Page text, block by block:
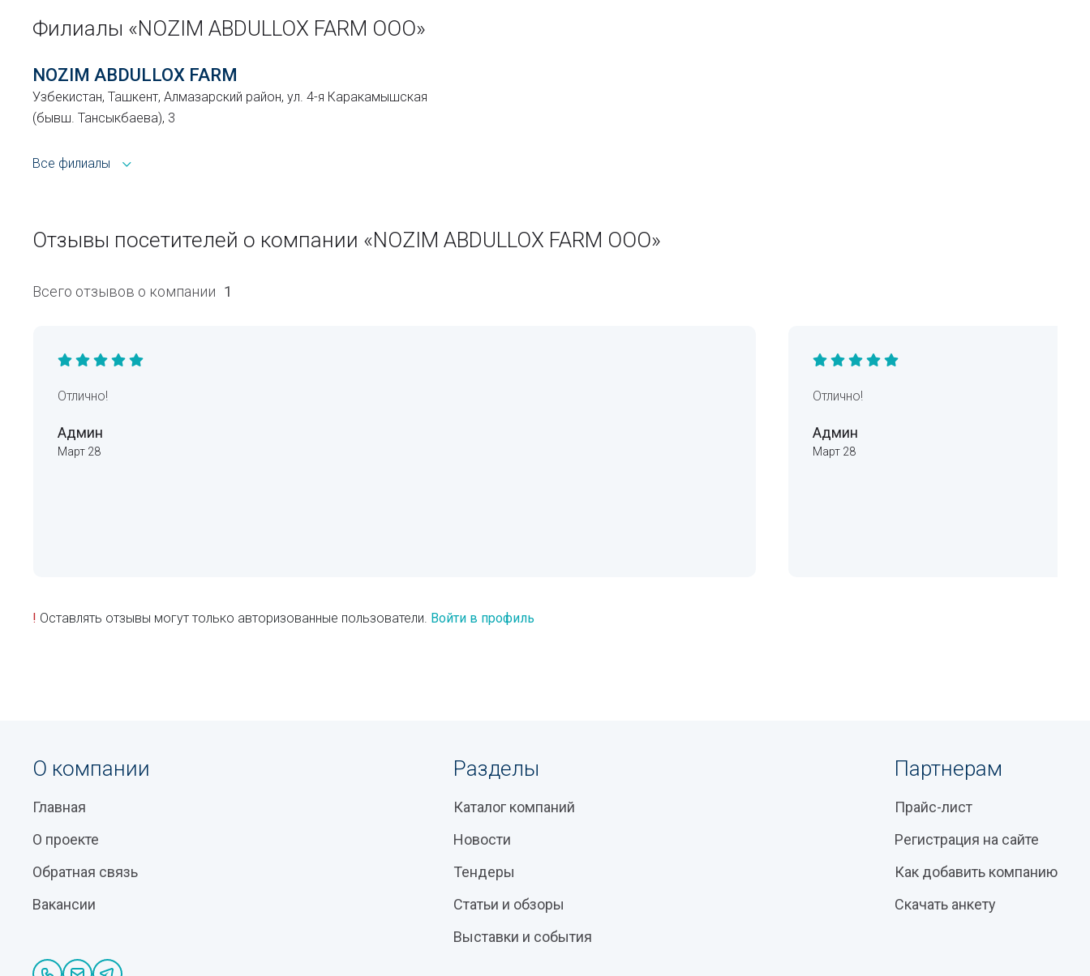
Филиалы «NOZIM ABDULLOX FARM ООО»
NOZIM ABDULLOX FARM
Узбекистан, Ташкент, Алмазарский район, ул. 4-я Каракамышская
(бывш. Тансыкбаева), 3
Все филиалы
Отзывы посетителей о компании «NOZIM ABDULLOX FARM ООО»
Всего отзывов о компании 1
Отлично!
Админ
Март 28
Отлично!
Админ
Март 28
! Оставлять отзывы могут только авторизованные пользователи. Войти в профиль
О компании
Главная
О проекте
Обратная связь
Вакансии
Разделы
Каталог компаний
Новости
Тендеры
Статьи и обзоры
Выставки и события
Партнерам
Прайс-лист
Регистрация на сайте
Как добавить компанию
Скачать анкету